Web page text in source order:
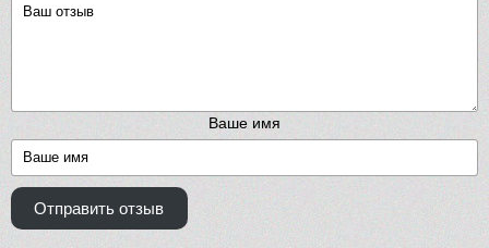
Ваше имя
Отправить отзыв